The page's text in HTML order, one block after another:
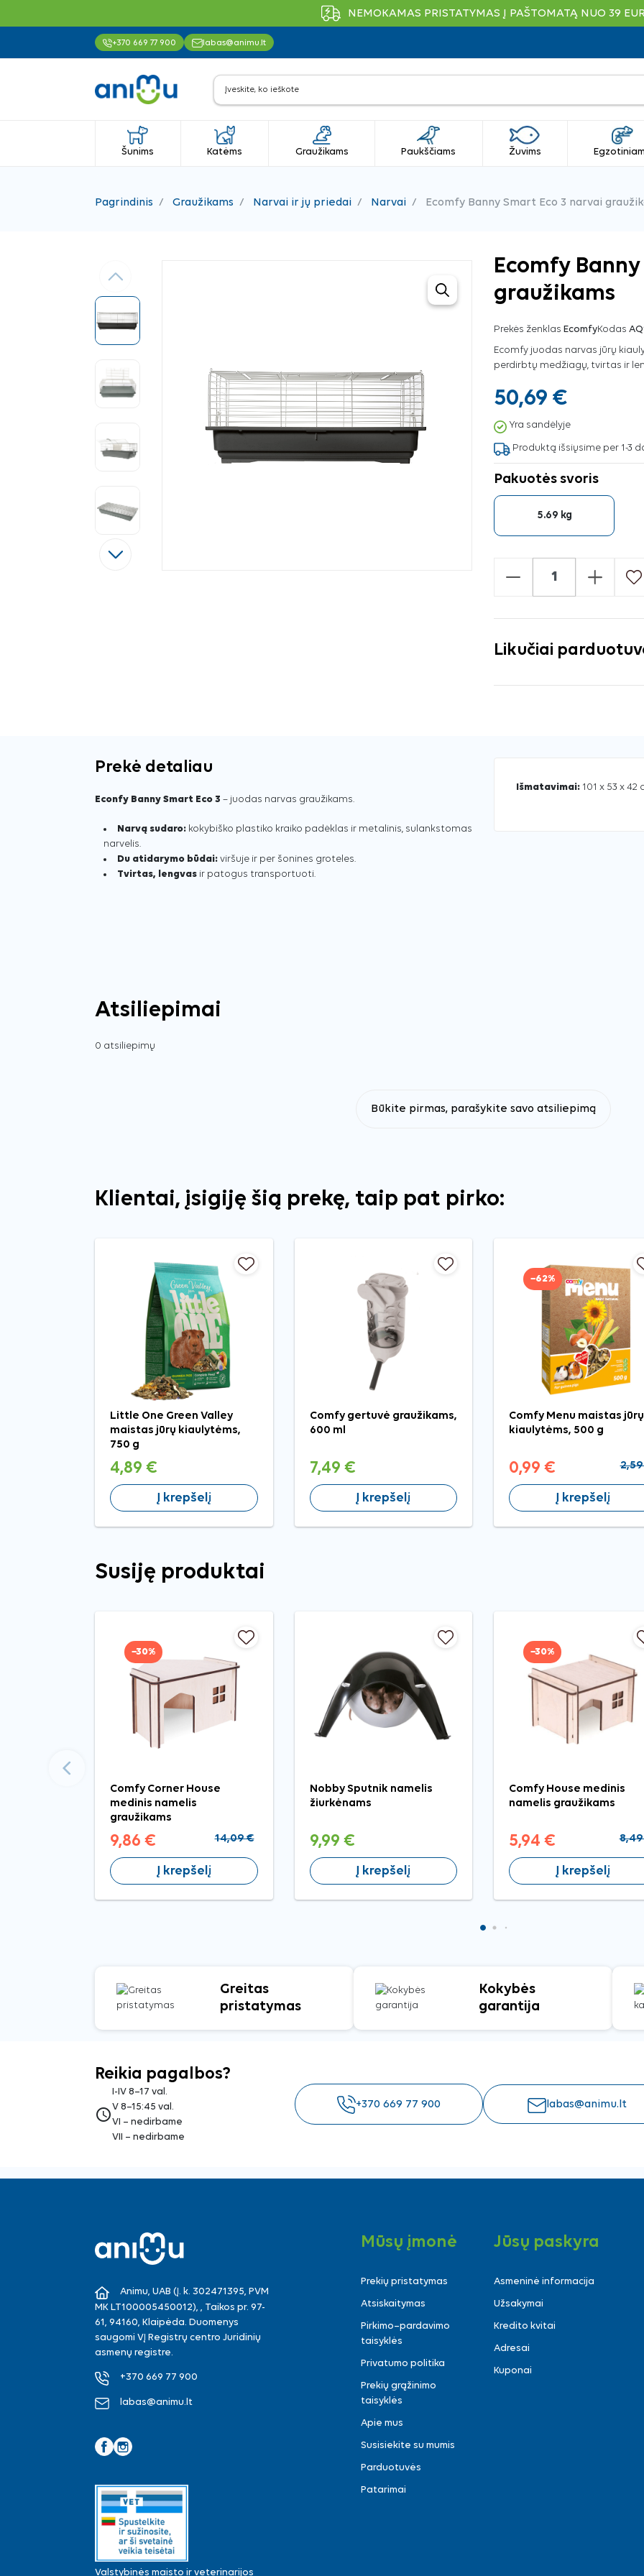
NEMOKAMAS PRISTATYMAS Į PAŠTOMATĄ NUO 39
+370 669 77 900 labas@animu.lt
Šunims Katėms Graužikams Paukščiams Žuvims
Pagrindinis Graužikams Narvai ir jų priedai Narvai Ecomfy Banny Smart Eco 3 narvai
Ankstesnis
Tęsti
Ecomfy
graužikams
Prekės ženklas EcomfyKodas
Ecomfy juodas narvas jūrų
perdirbtų medžiagų, tvirtas ir
50,69 €
Yra sandėlyje
Produktą išsiųsime per 1-3
Pakuotės svoris
5.69 kg
- +
Likučiai
Prekė detaliau
Econfy Banny Smart Eco 3 – juodas narvas graužikams.
Narvą sudaro: kokybiško plastiko kraiko padėklas ir metalinis, sulankstomas
narvelis.
Du atidarymo būdai: viršuje ir per šonines groteles.
Tvirtas, lengvas ir patogus transportuoti.
Išmatavimai: 101 x 53 x 42
Atsiliepimai
0 atsiliepimų
Būkite pirmas, parašykite savo atsiliepimą
Klientai, įsigiję šią prekę, taip pat pirko:
Little One Green Valley
maistas jūrų kiaulytėms,
750 g
4,89 €
Į krepšelį
Comfy gertuvė graužikams,
600 ml
7,49 €
Į krepšelį
−62%
Comfy Menu maistas jūrų
kiaulytėms, 500 g
0,99 €
Į krepšelį
Susiję produktai
−30%
Comfy Corner House
medinis namelis
graužikams
9,86 € 14,09 €
Į krepšelį
Nobby Sputnik namelis
žiurkėnams
9,99 €
Į krepšelį
−30%
Comfy House medinis
namelis graužikams
5,94 €
Į krepšelį
Greitas
pristatymas
Kokybės
garantija
Reikia pagalbos?
access_time
I-IV 8–17 val.
V 8–15:45 val.
VI – nedirbame
VII – nedirbame
+370 669 77 900 labas@animu.lt
Animu, UAB (Į. k. 302471395, PVM
MK LT100005450012), , Taikos pr. 97-
61, 94160, Klaipėda. Duomenys
saugomi VĮ Registrų centro Juridinių
asmenų registre.
+370 669 77 900
labas@animu.lt
Valstybinės maisto ir veterinarijos
Mūsų įmonė
Prekių pristatymas
Atsiskaitymas
Pirkimo–pardavimo
taisyklės
Privatumo politika
Prekių grąžinimo
taisyklės
Apie mus
Susisiekite su mumis
Parduotuvės
Patarimai
Jūsų paskyra
Asmeninė informacija
Užsakymai
Kredito kvitai
Adresai
Kuponai